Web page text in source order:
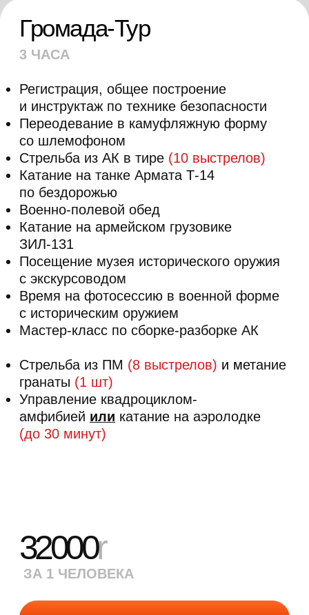
КУПИТЬ ТУР
Генеральский Тур
Регистрация, общее построение
и инструктаж по технике безопасности
Переодевание в камуфляжную форму
со шлемофоном
Стрельба из АК в тире(20 выстрелов)
Катание на танке Армата Т-14
с историческим оружием
Мастер-класс по сборке-разборке АК
Стрельба из ПМ(8 выстрелов)
гранаты
(1 шт)